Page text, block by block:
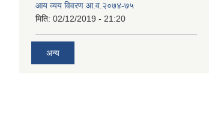
आय व्यय विवरण आ.व.२०७४-७५
मिति: 02/12/2019 - 21:20
अन्य